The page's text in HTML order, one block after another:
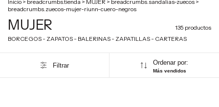
Inicio > breadcrumbs.tienda > MUJER > breadcrumbs.sandalias-zuecos >
breadcrumbs.zuecos-mujer-riunn-cuero-negros
MUJER
135 productos
BORCEGOS - ZAPATOS - BALERINAS - ZAPATILLAS - CARTERAS
Filtrar Ordenar por:
Más vendidos